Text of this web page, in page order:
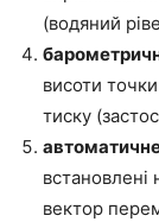
(водяний
висоти
тиску
вектор